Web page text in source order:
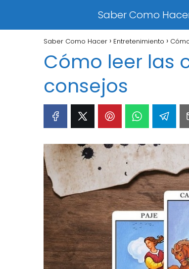
Saber Como
Saber Como Hacer Entretenimiento
Cómo leer las
consejos